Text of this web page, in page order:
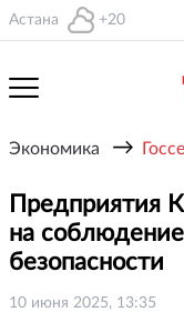
Астана +20
Экономика →
Предприятия
на
безопасности
10 июня 2025, 13:35